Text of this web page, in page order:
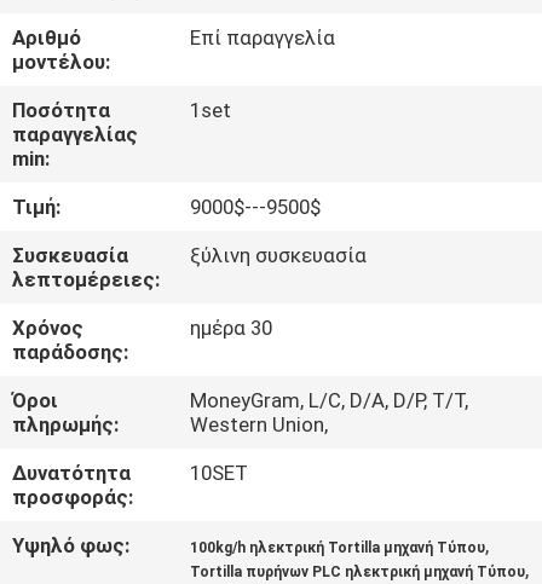
ΕΜΆΣ
ΕΠΙΣΚΕΨΉ
ΕΡΓΟΣΤΑΣΊΟΥ
ΈΛΕΓΧΟΣ
ΠΟΙΌΤΗΤΑΣ
ΕΠΙΚΟΙΝΩΝΉΣΤΕ
ΜΑΖΊ
ΜΑΣ
ΖΗΤΉΣΤΕ
ΜΙΑ
Αριθμό
μοντέλου:
Επί παραγγελία
Ποσότητα
παραγγελίας
min:
1set
Τιμή:
9000$---9500$
Συσκευασία
λεπτομέρειες:
ξύλινη συσκευασία
Χρόνος
παράδοσης:
ημέρα 30
Όροι
πληρωμής:
MoneyGram, L/C, D/A, D/P, T/T,
Western Union,
Δυνατότητα
προσφοράς:
10SET
Υψηλό φως: 100kg/h ηλεκτρική Tortilla μηχανή Τύπου,
Tortilla πυρήνων PLC ηλεκτρική μηχανή Τύπου,